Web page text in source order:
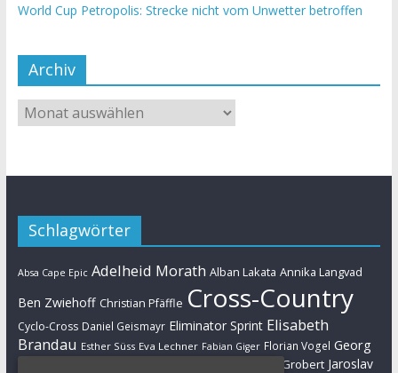
World Cup Petropolis: Strecke nicht vom Unwetter betroffen
Archiv
Schlagwörter
Absa Cape Epic Adelheid Morath Alban Lakata Annika Langvad
Ben Zwiehoff Christian Pfäffle Cross-Country
Cyclo-Cross Daniel Geismayr Eliminator Sprint Elisabeth
Brandau Esther Süss Eva Lechner Fabian Giger Florian Vogel Georg
Helen Grobert Jaroslav